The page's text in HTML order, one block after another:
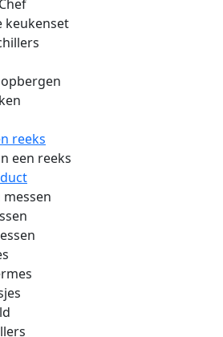
keukenset
reeks
een reeks